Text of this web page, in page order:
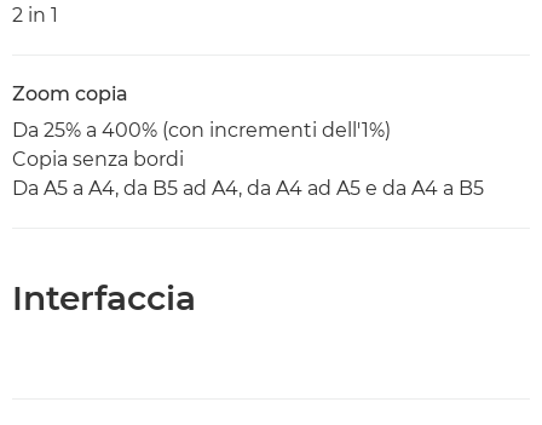
2 in 1
Zoom copia
Da 25% a 400% (con incrementi dell'1%)
Copia senza bordi
Da A5 a A4, da B5 ad A4, da A4 ad A5 e da A4 a B5
Interfaccia